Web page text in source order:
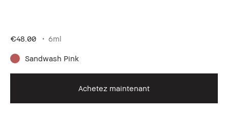
€48.00 6ml
Sandwash Pink
Achetez maintenant